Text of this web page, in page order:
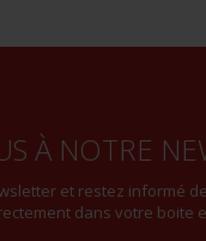
À NOTRE
et restez informé
dans votre boite